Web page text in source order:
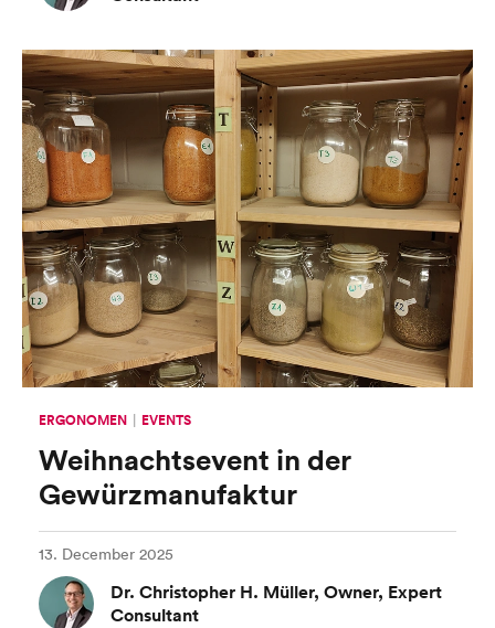
ERGONOMEN EVENTS
Weihnachtsevent in der
Gewürzmanufaktur
13. December 2025
Dr. Christopher H. Müller, Owner, Expert
Consultant